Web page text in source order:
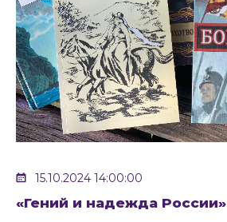
15.10.2024 14:00:00
«Гений и надежда России»